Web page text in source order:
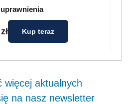
Kup teraz
więcej aktualnych
na nasz newsletter